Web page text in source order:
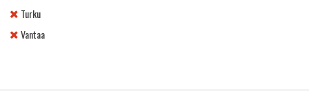
Turku
Vantaa